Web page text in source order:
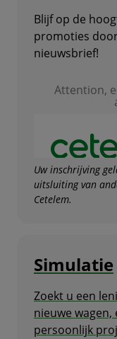
Blijf op de
promoties
nieuwsbrief!
Uw inschrijving
uitsluiting van
Cetelem.
Simulatie
Zoekt u een
nieuwe
persoonlijk